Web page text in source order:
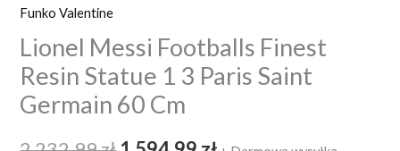
Funko Valentine
Lionel Messi Footballs Finest
Resin Statue 1 3 Paris Saint
Germain 60 Cm
Germain
60
Cm